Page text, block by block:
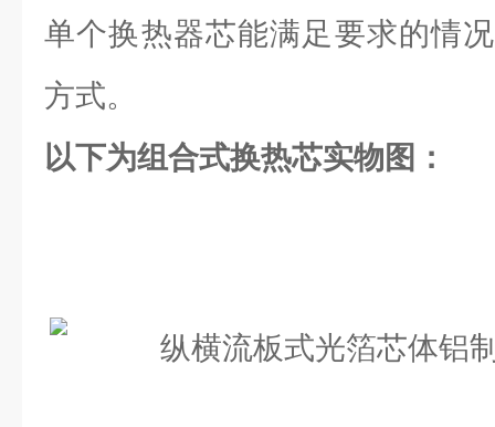
单个换热器芯能满足要求的情
方式。
以下为组合式换热芯实物图：